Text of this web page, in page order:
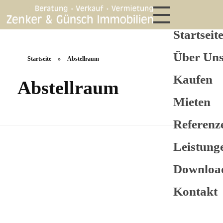
Über
Kaufen
Mieten
Kontakt
Startseite » Abstellraum
Abstellraum